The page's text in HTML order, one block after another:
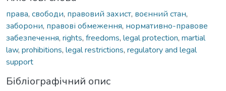
права, свободи, правовий захист, воєнний стан,
заборони, правові обмеження, нормативно-правове
забезпечення, rights, freedoms, legal protection, martial
law, prohibitions, legal restrictions, regulatory and legal
support
Бібліографічний опис